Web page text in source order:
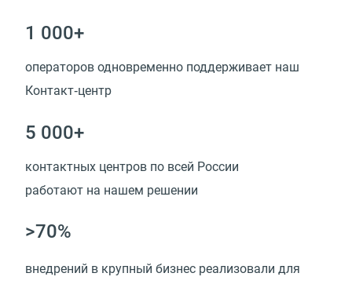
1 000+
операторов одновременно поддерживает наш
Контакт‑центр
5 000+
контактных центров по всей России
работают на нашем решении
>70%
внедрений в крупный бизнес реализовали для